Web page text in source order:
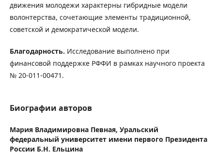
движения молодежи характерны гибридные модели
волонтерства, сочетающие элементы традиционной,
советской и демократической модели.
Благодарность. Исследование выполнено при
финансовой поддержке РФФИ в рамках научного проекта
№ 20-011-00471.
Биографии авторов
Мария Владимировна Певная, Уральский
федеральный университет имени первого Президента
России Б.Н. Ельцина